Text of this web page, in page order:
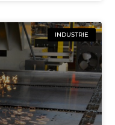
INDUSTRIE